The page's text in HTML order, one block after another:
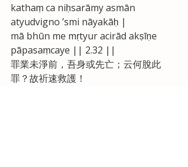
kathaṃ ca niḥsarāmy asmān
atyudvigno ’smi nāyakāḥ |
mā bhūn me mṛtyur acirād akṣīṇe
pāpasaṃcaye || 2.32 ||
罪業未淨前，吾身或先亡；云何脫此
罪？故祈速救護！